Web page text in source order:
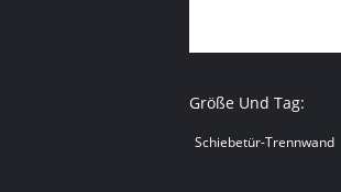
Größe Und Tag:
Schiebetür-Trennwand